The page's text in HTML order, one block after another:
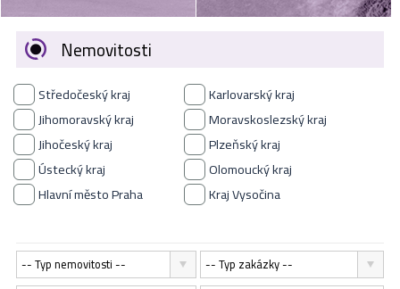
KONTAKT
O NÁS
Nemovitosti
Středočeský kraj
Karlovarský kraj
Jihomoravský kraj
Moravskoslezský kraj
Jihočeský kraj
Plzeňský kraj
Ústecký kraj
Olomoucký kraj
Hlavní město Praha
Kraj Vysočina
-- Typ nemovitosti -- -- Typ zakázky --